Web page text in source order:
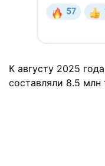
К августу 2025
составляли 8.5 млн